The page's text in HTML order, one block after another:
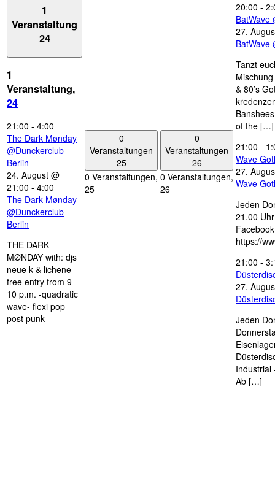
1
Veranstaltung
24
1
Veranstaltung,
24
21:00 - 4:00
The Dark Mønday
@Dunckerclub
Berlin
24. August @
21:00 - 4:00
The Dark Mønday
@Dunckerclub
Berlin
THE DARK
MØNDAY with: djs
neue k & lichene
free entry from 9-
10 p.m. -quadratic
wave- flexi pop
post punk
0
Veranstaltungen
25
0 Veranstaltungen,
25
0
Veranstaltungen
26
0 Veranstaltungen,
26
20:00 -
BatWave
27.
BatWave
Tanzt
& 80’s
of the […]
21:00 -
Wave
27.
Wave
Jeden
21.00
https://
21:00 -
27.
Jeden
Industrial
Ab […]